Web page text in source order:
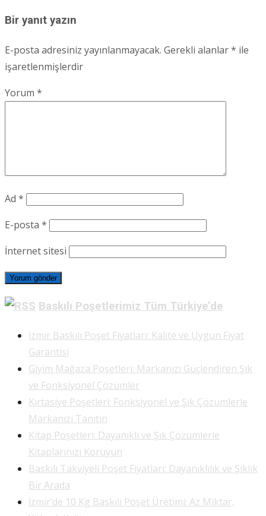
Bir yanıt yazın
E-posta adresiniz yayınlanmayacak. Gerekli alanlar* ile
işaretlenmişlerdir
Yorum *
Ad *
E-posta *
İnternet sitesi
Baskılı Poşetlerimiz Tüm Türkiye’de
İzmir Baskılı Poşet Fiyatları: Kalite ve Uygun Fiyat
Garantisi
Giyim Mağaza Poşetleri: Markanızı Güçlendiren Şık
ve Fonksiyonel Çözümler
Kırtasiye Poşetleri: Fonksiyonel ve Şık Çözümlerle
Markanızı Tanıtın
Kitap Poşetleri: Dayanıklı ve Şık Çözümlerle
Kitaplarınızı Koruyun
Baskılı Takviyeli Poşet Fiyatları: Dayanıklılık ve Şıklık
Bir Arada
İzmir’de 10 Kg Baskılı Poşet Üretimi: Az Miktar,